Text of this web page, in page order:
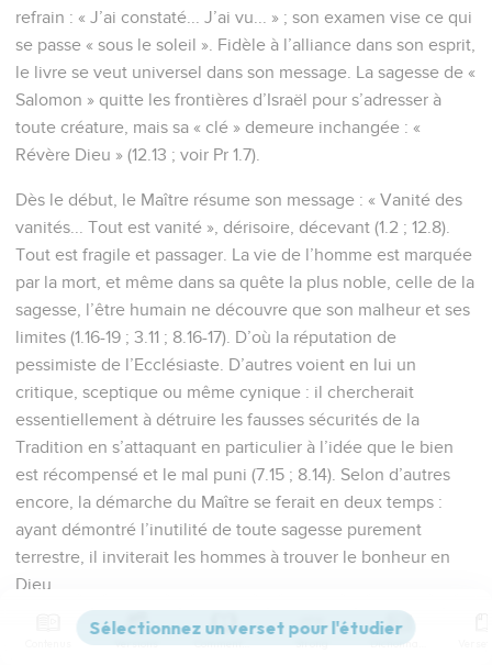
refrain : « J’ai constaté... J’ai vu... » ; son examen vise ce qui
se passe « sous le soleil ». Fidèle à l’alliance dans son esprit,
le livre se veut universel dans son message. La sagesse de «
Salomon » quitte les frontières d’Israël pour s’adresser à
toute créature, mais sa « clé » demeure inchangée : «
Révère Dieu » (12.13 ; voir Pr 1.7).
Dès le début, le Maître résume son message : « Vanité des
vanités... Tout est vanité », dérisoire, décevant (1.2 ; 12.8).
Tout est fragile et passager. La vie de l’homme est marquée
par la mort, et même dans sa quête la plus noble, celle de la
sagesse, l’être humain ne découvre que son malheur et ses
limites (1.16-19 ; 3.11 ; 8.16-17). D’où la réputation de
pessimiste de l’Ecclésiaste. D’autres voient en lui un
critique, sceptique ou même cynique : il chercherait
essentiellement à détruire les fausses sécurités de la
Tradition en s’attaquant en particulier à l’idée que le bien
est récompensé et le mal puni (7.15 ; 8.14). Selon d’autres
encore, la démarche du Maître se ferait en deux temps :
ayant démontré l’inutilité de toute sagesse purement
terrestre, il inviterait les hommes à trouver le bonheur en
Dieu.
Réaliste, l’Ecclésiaste ne cultive pas le pessimisme.
Versions Commentaires Strong